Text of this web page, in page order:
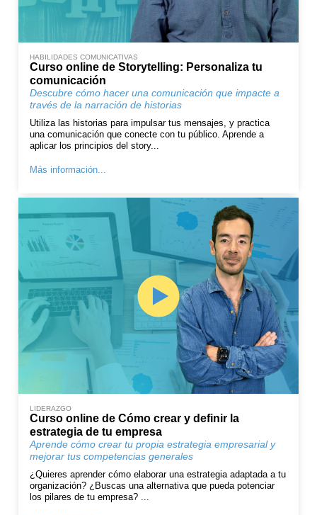
HABILIDADES COMUNICATIVAS
Curso online de Storytelling: Personaliza tu
comunicación
Descubre cómo hacer una comunicación que impacte a
través de la narración de historias
Utiliza las historias para impulsar tus mensajes, y practica
una comunicación que conecte con tu público. Aprende a
aplicar los principios del story...
Más información...
LIDERAZGO
Curso online de Cómo crear y definir la
estrategia de tu empresa
Aprende cómo crear tu propia estrategia empresarial y
mejorar tus competencias generales
¿Quieres aprender cómo elaborar una estrategia adaptada a tu
organización? ¿Buscas una alternativa que pueda potenciar
los pilares de tu empresa? ...